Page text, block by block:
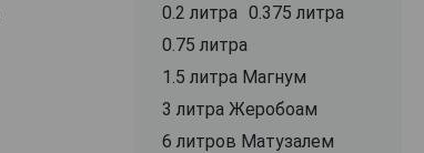
0.2 литра 0.375 литра
0.75 литра
1.5 литра Магнум
3 литра Жеробоам
6 литров Матузалем